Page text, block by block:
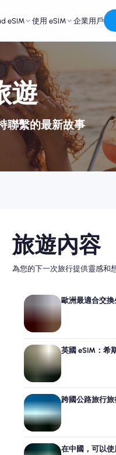
eSIM 使用 eSIM 企業用戶
遊
聯繫的最新故事
旅遊內容
為您的下一次旅行提供靈感和
歐洲最適合交換
英國 eSIM：希
跨國公路旅行
在中國，可以使